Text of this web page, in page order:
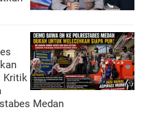
Kritik
Medan